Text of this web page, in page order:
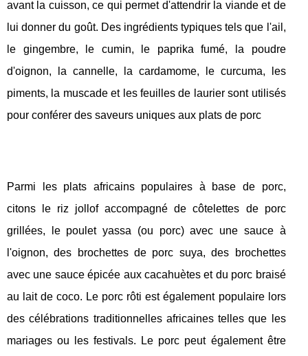
avant la cuisson, ce qui permet d'attendrir la viande et de
lui donner du goût. Des ingrédients typiques tels que l'ail,
le gingembre, le cumin, le paprika fumé, la poudre
d'oignon, la cannelle, la cardamome, le curcuma, les
piments, la muscade et les feuilles de laurier sont utilisés
pour conférer des saveurs uniques aux plats de porc
Parmi les plats africains populaires à base de porc,
citons le riz jollof accompagné de côtelettes de porc
grillées, le poulet yassa (ou porc) avec une sauce à
l'oignon, des brochettes de porc suya, des brochettes
avec une sauce épicée aux cacahuètes et du porc braisé
au lait de coco. Le porc rôti est également populaire lors
des célébrations traditionnelles africaines telles que les
mariages ou les festivals. Le porc peut également être